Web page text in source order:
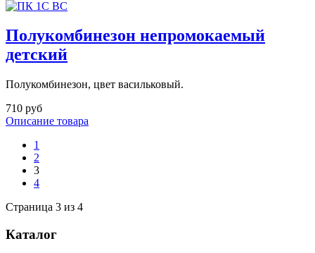
Полукомбинезон непромокаемый
детский
Полукомбинезон, цвет васильковый.
710 руб
Описание товара
1
2
3
4
Страница 3 из 4
Каталог